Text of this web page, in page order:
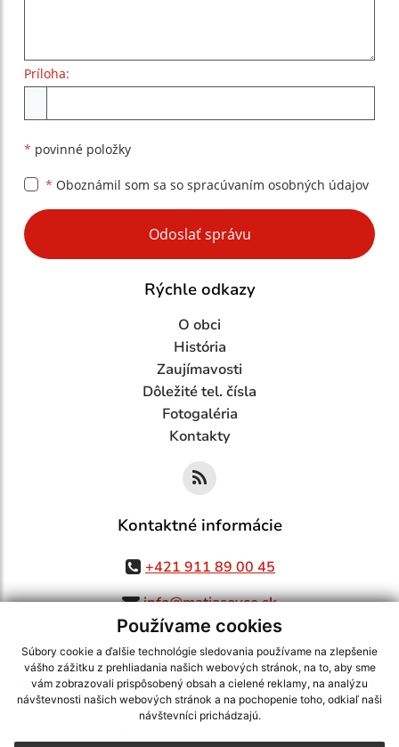
Používame cookies
Súbory cookie a ďalšie technológie sledovania používame na zlepšenie
vášho zážitku z prehliadania našich webových stránok, na to, aby sme
vám zobrazovali prispôsobený obsah a cielené reklamy, na analýzu
návštevnosti našich webových stránok a na pochopenie toho, odkiaľ naši
návštevníci prichádzajú.
Príloha:
* povinné položky
* Oboznámil som sa so spracúvaním osobných údajov
Google reCaptcha Response
Odoslať správu
Rýchle odkazy
O obci
História
Zaujímavosti
Dôležité tel. čísla
Fotogaléria
Kontakty
Kontaktné informácie
+421 911 89 00 45
info@matiasovce.sk
využite možnosť získavania aktuálnych informácií s využitím RSS
CMS systém (redakčný) systém ECHELON 2,Mapa stránok,web portál
webex.digital, s.r.o.,domény,registrácia domény